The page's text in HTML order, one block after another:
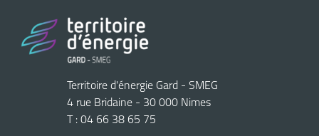
Territoire d'énergie Gard - SMEG
4 rue Bridaine - 30 000 Nimes
T : 04 66 38 65 75